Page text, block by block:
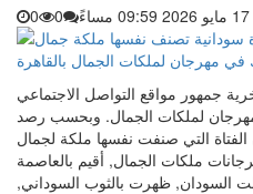
0
0
جمهور مواقع التواصل الاجتماعي
مهرجان لملكات الجمال. وبحسب رصد
الفتاة التي صنفت نفسها ملكة لجمال
ملكات الجمال, أقيم بالعاصمة
السودان, ظهرت بالثوب السوداني,